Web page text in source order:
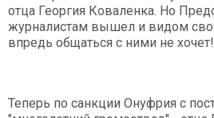
отца Георгия Коваленка. Но
журналистам вышел и видом
впредь общаться с ними не хочет!
Теперь по санкции Онуфрия с